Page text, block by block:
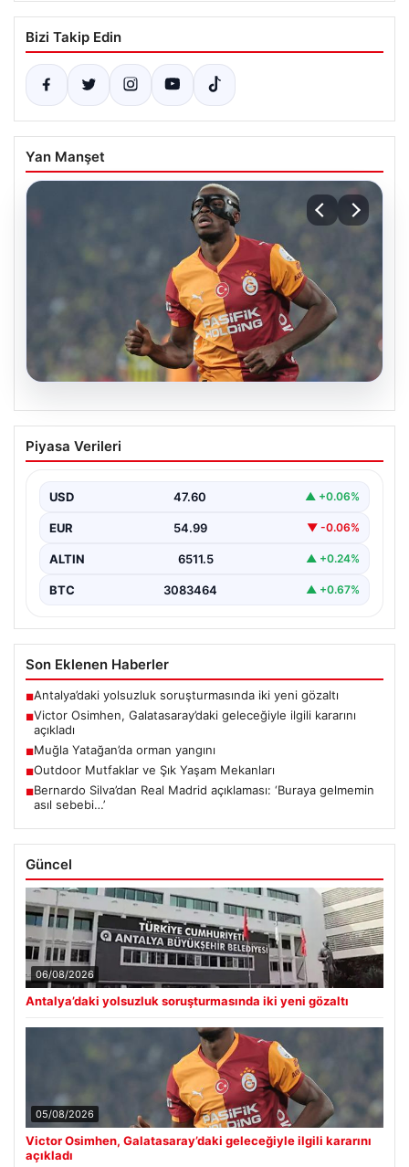
Bizi Takip Edin
Yan Manşet
Victor Osimhen, Galatasaray’daki
geleceğiyle ilgili kararını açıkladı
dönemde gösterdiği etkileyici performansla Avrupa’nın
önde gelen kulüplerinin…
Piyasa Verileri
USD 47.60 ▲ +0.06%
EUR 54.99 ▼ -0.06%
ALTIN 6511.5 ▲ +0.24%
BTC 3083464 ▲ +0.67%
Son Eklenen Haberler
■Antalya’daki yolsuzluk soruşturmasında iki yeni gözaltı
■Victor Osimhen, Galatasaray’daki geleceğiyle ilgili kararını
açıkladı
■Muğla Yatağan’da orman yangını
■Outdoor Mutfaklar ve Şık Yaşam Mekanları
■Bernardo Silva’dan Real Madrid açıklaması: ‘Buraya gelmemin
asıl sebebi…’
Güncel
06/08/2026
Antalya’daki yolsuzluk soruşturmasında iki yeni gözaltı
05/08/2026
Victor Osimhen, Galatasaray’daki geleceğiyle ilgili kararını
açıkladı